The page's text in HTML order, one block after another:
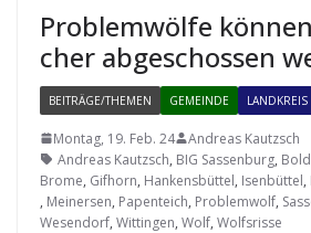
Pro­blem­wölfe
cher abge­schos­sen
BEITRÄGE/THEMEN GEMEINDE LANDKREIS
Montag, 19. Feb. 24
Andreas Kautzsch
Andreas Kautzsch, BIG Sassenburg,
Brome, Gifhorn, Hankensbüttel, Isenbüttel,
, Meinersen, Papenteich, Problemwolf,
Wesendorf, Wittingen, Wolf, Wolfsrisse